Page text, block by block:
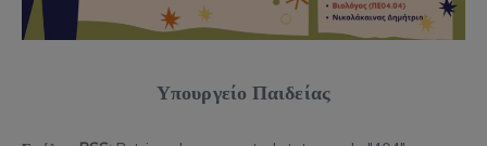
Υπουργείο Παιδείας